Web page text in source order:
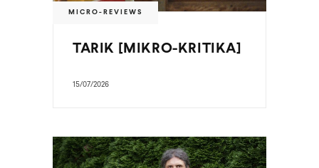
MICRO-REVIEWS
TARIK [MIKRO-KRITIKA]
15/07/2026